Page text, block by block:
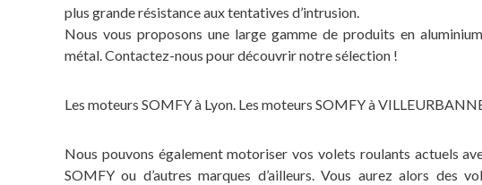
plus grande résistance aux tentatives d’intrusion.
Nous vous proposons une large gamme de produits en
métal. Contactez-nous pour découvrir notre sélection !
Les moteurs SOMFY à Lyon. Les moteurs SOMFY à
Nous pouvons également motoriser vos volets roulants actuels
SOMFY ou d’autres marques d’ailleurs. Vous aurez alors des